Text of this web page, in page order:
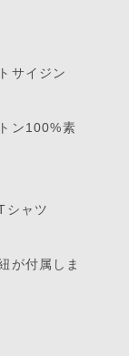
サイジン
ン100%素
シャツ
が付属しま